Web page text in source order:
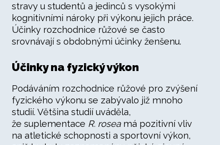
stravy u studentů a jedinců s vysokými
kognitivními nároky při výkonu jejich práce.
Účinky rozchodnice růžové se často
srovnávají s obdobnými účinky ženšenu.
Účinky na fyzický výkon
Podáváním rozchodnice růžové pro zvýšení
fyzického výkonu se zabývalo již mnoho
studií. Většina studií uváděla,
že suplementace R. roseamá pozitivní vliv
na atletické schopnosti a sportovní výkon,